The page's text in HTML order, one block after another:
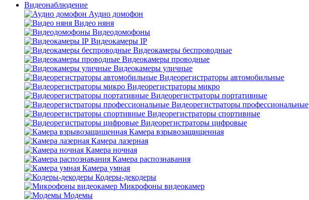
Видеонаблюдение
Аудио домофон
Видео няня
Видеодомофоны
Видеокамеры IP
Видеокамеры беспроводные
Видеокамеры проводные
Видеокамеры уличные
Видеорегистраторы автомобильные
Видеорегистраторы микро
Видеорегистраторы портативные
Видеорегистраторы профессиональные
Видеорегистраторы спортивные
Видеорегистраторы цифровые
Камера взрывозащищенная
Камера лазерная
Камера ночная
Камера распознавания
Камера умная
Кодеры-декодеры
Микрофоны видеокамер
Модемы